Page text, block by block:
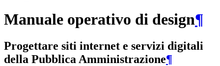
Manuale operativo di design¶
Progettare siti internet e servizi digitali
della Pubblica Amministrazione¶